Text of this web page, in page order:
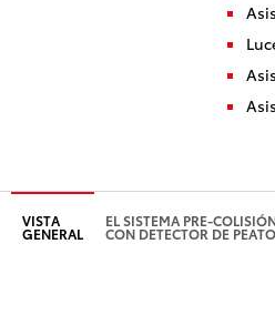
VISTA
GENERAL
EL SISTEMA PRE-
CON DETECTOR DE